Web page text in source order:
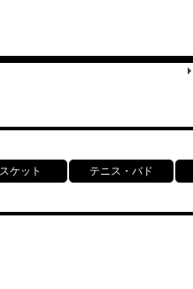
ケット テニス・バド